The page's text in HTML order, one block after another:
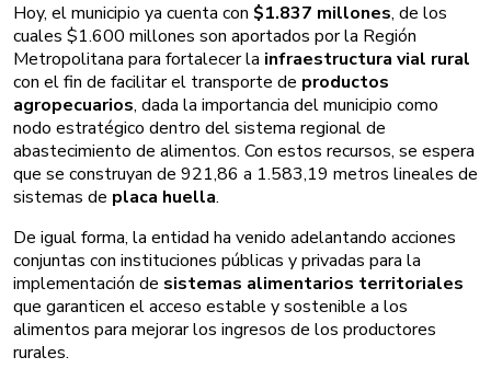
Hoy, el municipio ya cuenta con $1.837 millones, de los
cuales $1.600 millones son aportados por la Región
Metropolitana para fortalecer la infraestructura vial rural
con el fin de facilitar el transporte de productos
agropecuarios, dada la importancia del municipio como
nodo estratégico dentro del sistema regional de
abastecimiento de alimentos. Con estos recursos, se espera
que se construyan de 921,86 a 1.583,19 metros lineales de
sistemas de placa huella.
De igual forma, la entidad ha venido adelantando acciones
conjuntas con instituciones públicas y privadas para la
implementación de sistemas alimentarios territoriales
que garanticen el acceso estable y sostenible a los
alimentos para mejorar los ingresos de los productores
rurales.